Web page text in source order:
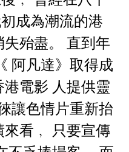
成為潮流的港
殆盡。 直到年
阿凡達》取得成
電影 人提供靈
讓色情片重新抬
看﹐ 只要宣傳